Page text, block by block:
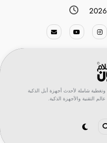
شاملة لأحدث أجهزة أبل الذكية
التقنية والأجهزة الذكية.